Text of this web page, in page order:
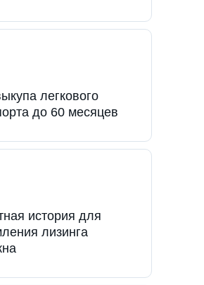
легкового
до 60 месяцев
история для
лизинга